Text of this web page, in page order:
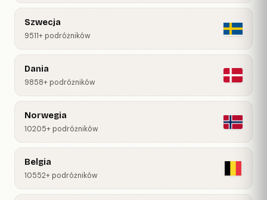
Szwecja
9511+ podróżników
Dania
9858+ podróżników
Norwegia
10205+ podróżników
Belgia
10552+ podróżników